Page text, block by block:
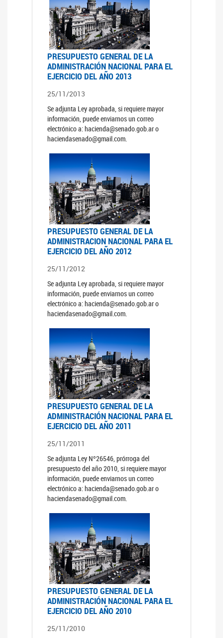
PRESUPUESTO GENERAL DE LA
ADMINISTRACIÓN NACIONAL PARA EL
EJERCICIO DEL AÑO 2013
25/11/2013
Se adjunta Ley aprobada, si requiere mayor
información, puede enviarnos un correo
electrónico a: hacienda@senado.gob.ar o
haciendasenado@gmail.com.
PRESUPUESTO GENERAL DE LA
ADMINISTRACION NACIONAL PARA EL
EJERCICIO DEL AÑO 2012
25/11/2012
Se adjunta Ley aprobada, si requiere mayor
información, puede enviarnos un correo
electrónico a: hacienda@senado.gob.ar o
haciendasenado@gmail.com.
PRESUPUESTO GENERAL DE LA
ADMINISTRACIÓN NACIONAL PARA EL
EJERCICIO DEL AÑO 2011
25/11/2011
Se adjunta Ley Nº26546, prórroga del
presupuesto del año 2010, si requiere mayor
información, puede enviarnos un correo
electrónico a: hacienda@senado.gob.ar o
haciendasenado@gmail.com.
PRESUPUESTO GENERAL DE LA
ADMINISTRACIÓN NACIONAL PARA EL
EJERCICIO DEL AÑO 2010
25/11/2010